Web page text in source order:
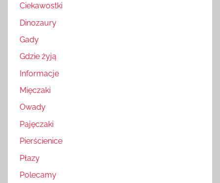
Ciekawostki
Dinozaury
Gady
Gdzie żyją
Informacje
Mięczaki
Owady
Pajęczaki
Pierścienice
Płazy
Polecamy